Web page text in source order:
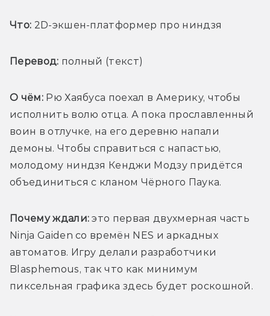
Что: 2D-экшен-платформер про ниндзя
Перевод: полный (текст)
О чём: Рю Хаябуса поехал в Америку, чтобы
исполнить волю отца. А пока прославленный
воин в отлучке, на его деревню напали
демоны. Чтобы справиться с напастью,
молодому ниндзя Кенджи Модзу придётся
объединиться с кланом Чёрного Паука.
Почему ждали: это первая двухмерная часть
Ninja Gaiden со времён NES и аркадных
автоматов. Игру делали разработчики
Blasphemous, так что как минимум
пиксельная графика здесь будет роскошной.